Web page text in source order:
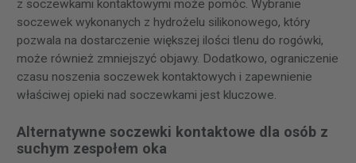
z soczewkami kontaktowymi może pomóc. Wybranie
soczewek wykonanych z hydrożelu silikonowego, który
pozwala na dostarczenie większej ilości tlenu do rogówki,
może również zmniejszyć objawy. Dodatkowo, ograniczenie
czasu noszenia soczewek kontaktowych i zapewnienie
właściwej opieki nad soczewkami jest kluczowe.
Alternatywne soczewki kontaktowe dla osób z
suchym zespołem oka